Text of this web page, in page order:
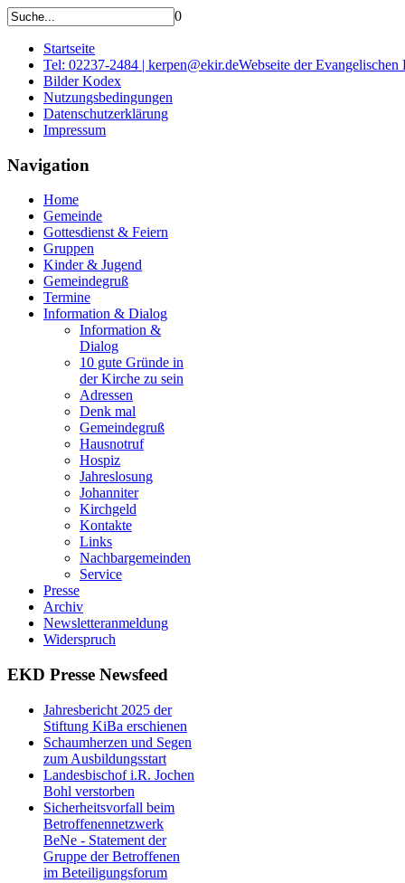
0
Startseite
Tel: 02237-2484 | kerpen@ekir.deWebseite der
Bilder Kodex
Nutzungsbedingungen
Datenschutzerklärung
Impressum
Navigation
Home
Gemeinde
Gottesdienst & Feiern
Gruppen
Kinder & Jugend
Gemeindegruß
Termine
Information & Dialog
Information &
Dialog
10 gute Gründe in
der Kirche zu sein
Adressen
Denk mal
Gemeindegruß
Hausnotruf
Hospiz
Jahreslosung
Johanniter
Kirchgeld
Kontakte
Links
Nachbargemeinden
Service
Presse
Archiv
Newsletteranmeldung
Widerspruch
EKD Presse Newsfeed
Jahresbericht 2025 der
Stiftung KiBa erschienen
Schaumherzen und Segen
zum Ausbildungsstart
Landesbischof i.R. Jochen
Bohl verstorben
Sicherheitsvorfall beim
Betroffenennetzwerk
BeNe - Statement der
Gruppe der Betroffenen
im Beteiligungsforum